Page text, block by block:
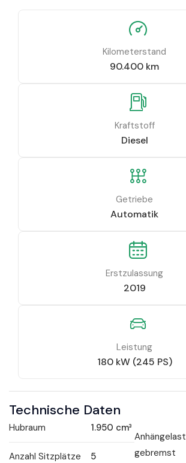
Kilometerstand
90.400 km
Kraftstoff
Diesel
Getriebe
Automatik
Erstzulassung
2019
Leistung
180 kW (245 PS)
Technische Daten
Hubraum 1.950 cm³
Anzahl Sitzplätze 5
Anhängelast
gebremst